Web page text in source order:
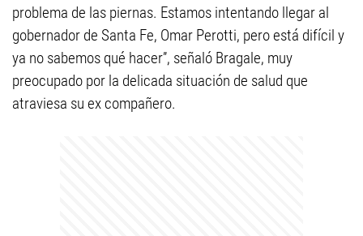
problema de las piernas. Estamos intentando llegar al
gobernador de Santa Fe, Omar Perotti, pero está difícil y
ya no sabemos qué hacer”, señaló Bragale, muy
preocupado por la delicada situación de salud que
atraviesa su ex compañero.